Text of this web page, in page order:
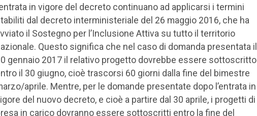
in vigore del decreto continuano ad applicarsi i termini
dal decreto interministeriale del 26 maggio 2016, che ha
il Sostegno per l’Inclusione Attiva su tutto il territorio
Questo significa che nel caso di domanda presentata il
gennaio 2017 il relativo progetto dovrebbe essere sottoscritto
il 30 giugno, cioè trascorsi 60 giorni dalla fine del bimestre
aprile. Mentre, per le domande presentate dopo l’entrata in
del nuovo decreto, e cioè a partire dal 30 aprile, i progetti di
in carico dovranno essere sottoscritti entro la fine del